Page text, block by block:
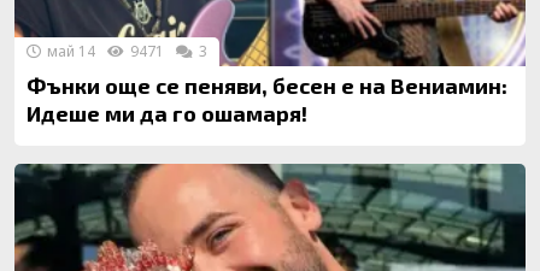
Фънки още се пеняви, бесен е на Вениамин:
Идеше ми да го ошамаря!
май 14 9471 3